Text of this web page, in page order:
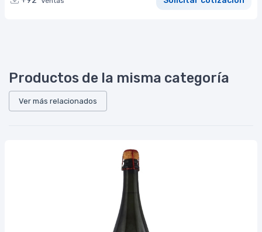
Productos de la misma categoría
Ver más relacionados